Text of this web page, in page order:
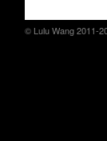
© Lulu Wang 2011-